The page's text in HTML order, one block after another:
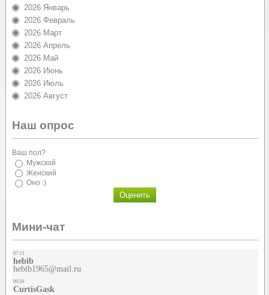
2026 Январь
2026 Февраль
2026 Март
2026 Апрель
2026 Май
2026 Июнь
2026 Июль
2026 Август
Наш опрос
Ваш пол?
Мужской
Женский
Оно :)
Мини-чат